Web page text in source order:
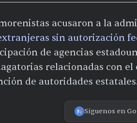
acusaron a la
sin autorización
de agencias
relacionadas con
de autoridades
Síguenos en